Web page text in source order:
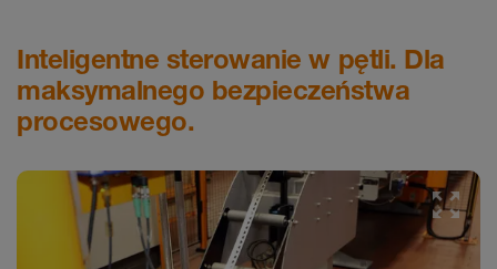
Inteligentne sterowanie w pętli. Dla
maksymalnego bezpieczeństwa
procesowego.